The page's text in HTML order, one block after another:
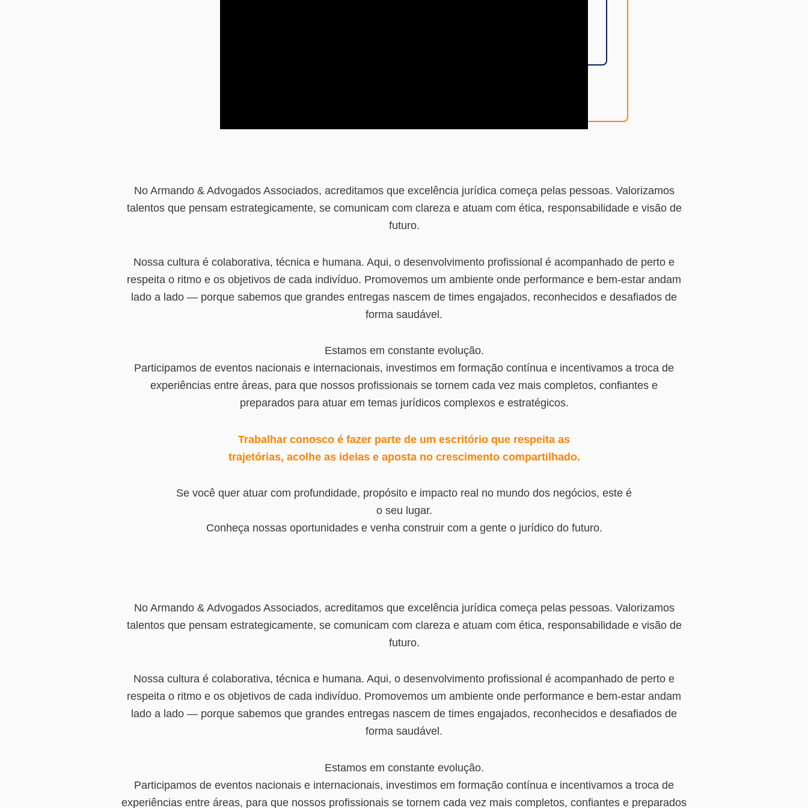
No Armando & Advogados Associados, acreditamos que excelência jurídica começa pelas pessoas. Valorizamos
talentos que pensam estrategicamente, se comunicam com clareza e atuam com ética, responsabilidade e visão de
futuro.
Nossa cultura é colaborativa, técnica e humana. Aqui, o desenvolvimento profissional é acompanhado de perto e
respeita o ritmo e os objetivos de cada indivíduo. Promovemos um ambiente onde performance e bem-estar andam
lado a lado — porque sabemos que grandes entregas nascem de times engajados, reconhecidos e desafiados de
forma saudável.
Estamos em constante evolução.
Participamos de eventos nacionais e internacionais, investimos em formação contínua e incentivamos a troca de
experiências entre áreas, para que nossos profissionais se tornem cada vez mais completos, confiantes e
preparados para atuar em temas jurídicos complexos e estratégicos.
Trabalhar conosco é fazer parte de um escritório que respeita as
trajetórias, acolhe as ideias e aposta no crescimento compartilhado.
Se você quer atuar com profundidade, propósito e impacto real no mundo dos negócios, este é
o seu lugar.
Conheça nossas oportunidades e venha construir com a gente o jurídico do futuro.
No Armando & Advogados Associados, acreditamos que excelência jurídica começa pelas pessoas. Valorizamos
talentos que pensam estrategicamente, se comunicam com clareza e atuam com ética, responsabilidade e visão de
futuro.
Nossa cultura é colaborativa, técnica e humana. Aqui, o desenvolvimento profissional é acompanhado de perto e
respeita o ritmo e os objetivos de cada indivíduo. Promovemos um ambiente onde performance e bem-estar andam
lado a lado — porque sabemos que grandes entregas nascem de times engajados, reconhecidos e desafiados de
forma saudável.
Estamos em constante evolução.
Participamos de eventos nacionais e internacionais, investimos em formação contínua e incentivamos a troca de
experiências entre áreas, para que nossos profissionais se tornem cada vez mais completos, confiantes e preparados